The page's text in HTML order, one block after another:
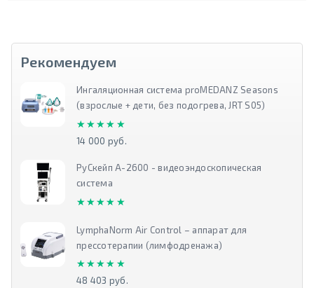
Рекомендуем
Ингаляционная система proMEDANZ Seasons
(взрослые + дети, без подогрева, JRT S05)
★★★★★
★★★★★
14 000 руб.
РуСкейп А-2600 - видеоэндоскопическая
система
★★★★★
★★★★★
LymphaNorm Air Control – аппарат для
прессотерапии (лимфодренажа)
★★★★★
★★★★★
48 403 руб.